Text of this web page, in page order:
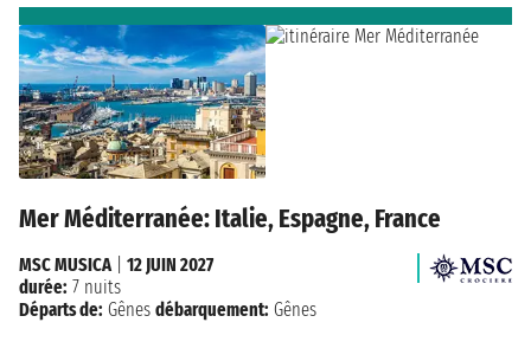
Mer Méditerranée: Italie, Espagne, France
MSC MUSICA| 12 JUIN 2027
durée: 7 nuits
Départs de: Gênes débarquement: Gênes